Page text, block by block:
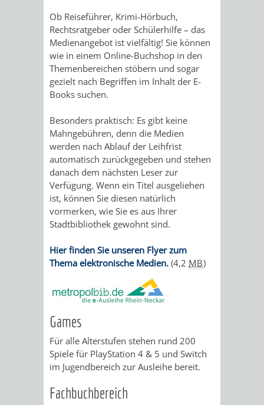
RISSET
EINRICHTUNGEN
GESCHICHTE
SULZBACH
ORTSVEREINE
Ob Reiseführer, Krimi-Hörbuch,
Rechtsratgeber oder Schülerhilfe – das
Medienangebot ist vielfältig! Sie können
wie in einem Online-Buchshop in den
Themenbereichen stöbern und sogar
gezielt nach Begriffen im Inhalt der E-
Books suchen.
Besonders praktisch: Es gibt keine
Mahngebühren, denn die Medien
werden nach Ablauf der Leihfrist
automatisch zurückgegeben und stehen
danach dem nächsten Leser zur
Verfügung. Wenn ein Titel ausgeliehen
ist, können Sie diesen natürlich
vormerken, wie Sie es aus Ihrer
Stadtbibliothek gewohnt sind.
Hier finden Sie unseren Flyer zum
Thema elektronische Medien. (4,2 MB)
Games
Für alle Alterstufen stehen rund 200
Spiele für PlayStation 4 & 5 und Switch
im Jugendbereich zur Ausleihe bereit.
Fachbuchbereich